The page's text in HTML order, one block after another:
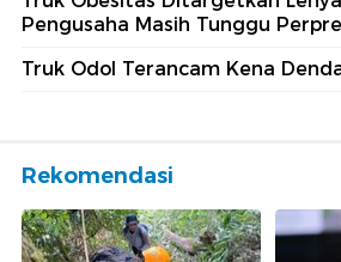
Pengusaha Masih Tunggu
Truk Odol Terancam Kena
Rekomendasi